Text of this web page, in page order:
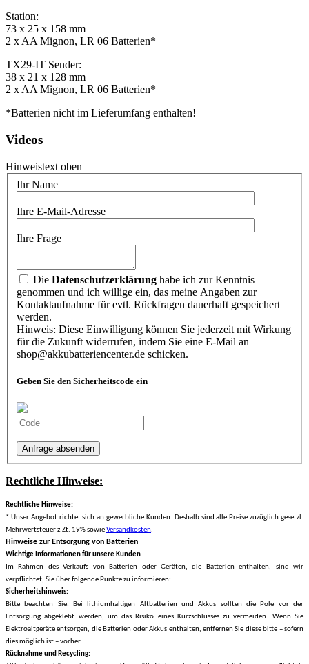
Station:
73 x 25 x 158 mm
2 x AA Mignon, LR 06 Batterien*
TX29-IT Sender:
38 x 21 x 128 mm
2 x AA Mignon, LR 06 Batterien*
*Batterien nicht im Lieferumfang enthalten!
Videos
Hinweistext oben
Ihr Name
Ihre E-Mail-Adresse
Ihre Frage
Die Datenschutzerklärung habe ich zur Kenntnis
genommen und ich willige ein, das meine Angaben zur
Kontaktaufnahme für evtl. Rückfragen dauerhaft gespeichert
werden.
Hinweis: Diese Einwilligung können Sie jederzeit mit Wirkung
für die Zukunft widerrufen, indem Sie eine E-Mail an
shop@akkubatteriencenter.de schicken.
Geben Sie den Sicherheitscode ein
Anfrage absenden
Rechtliche Hinweise:
Rechtliche Hinweise:
* Unser Angebot richtet sich an gewerbliche Kunden. Deshalb sind alle Preise zuzüglich gesetzl.
Mehrwertsteuer z.Zt. 19% sowieVersandkosten.
Hinweise zur Entsorgung von Batterien
Wichtige Informationen für unsere Kunden
Im Rahmen des Verkaufs von Batterien oder Geräten, die Batterien enthalten, sind wir
verpflichtet, Sie über folgende Punkte zu informieren:
Sicherheitshinweis:
Bitte beachten Sie: Bei lithiumhaltigen Altbatterien und Akkus sollten die Pole vor der
Entsorgung abgeklebt werden, um das Risiko eines Kurzschlusses zu vermeiden. Wenn Sie
Elektroaltgeräte entsorgen, die Batterien oder Akkus enthalten, entfernen Sie diese bitte – sofern
dies möglich ist – vorher.
Rücknahme und Recycling: